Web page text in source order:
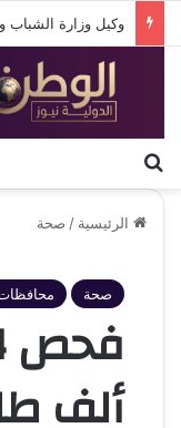
الرئيسية / صحة
صحة
ألف